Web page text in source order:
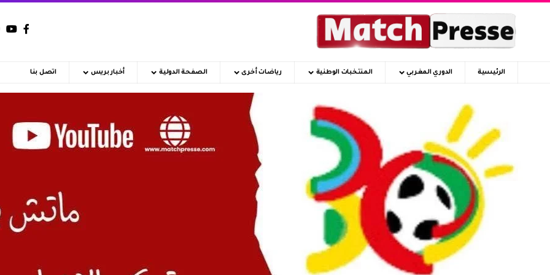
الرئيسية الدوري المغربي المنتخبات الوطنية رياضات أخرى الصفحة الدولية أخبار بريس اتصل بنا